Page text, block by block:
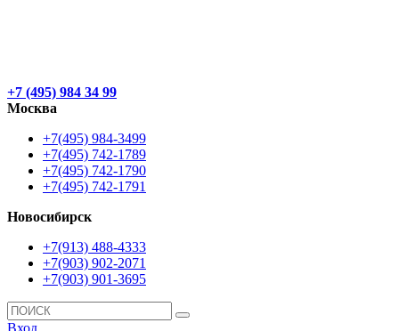
+7 (495) 984 34 99
Москва
+7(495) 984-3499
+7(495) 742-1789
+7(495) 742-1790
+7(495) 742-1791
Новосибирск
+7(913) 488-4333
+7(903) 902-2071
+7(903) 901-3695
Вход